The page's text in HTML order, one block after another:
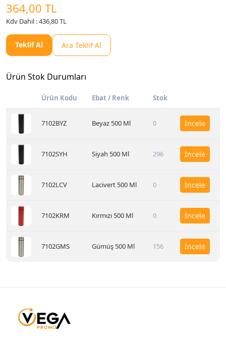
364,00 TL
Kdv Dahil : 436,80 TL
Teklif Al Ara Teklif Al
Ürün Stok Durumları
Ürün Kodu Ebat / Renk Stok
7102BYZ Beyaz 500 Ml 0 İncele
7102SYH Siyah 500 Ml 296 İncele
7102LCV Lacivert 500 Ml 0 İncele
7102KRM Kırmızı 500 Ml 0 İncele
7102GMS Gümüş 500 Ml 156 İncele